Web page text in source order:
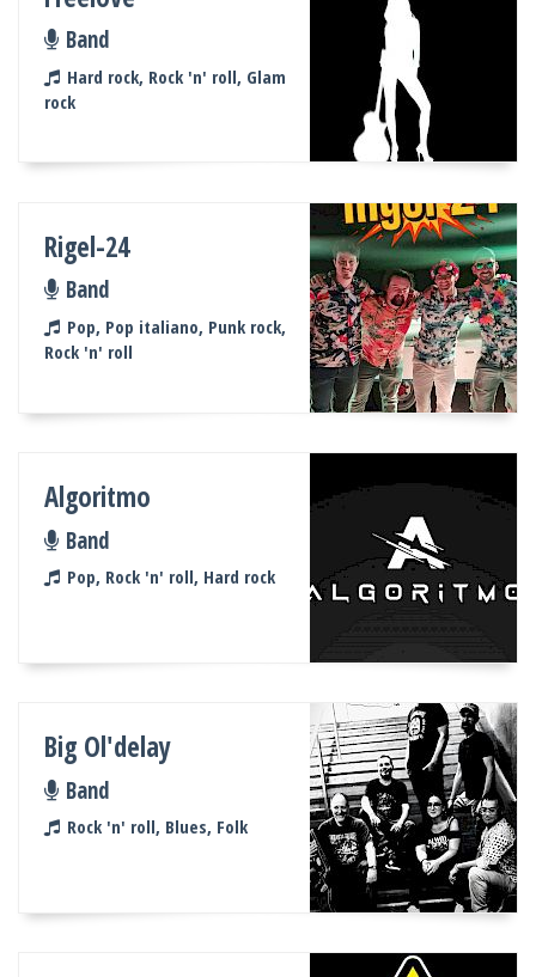
Band
Hard rock, Rock 'n' roll, Glam
rock
Rigel-24
Band
Pop, Pop italiano, Punk rock,
Rock 'n' roll
Algoritmo
Band
Pop, Rock 'n' roll, Hard rock
Big Ol'delay
Band
Rock 'n' roll, Blues, Folk